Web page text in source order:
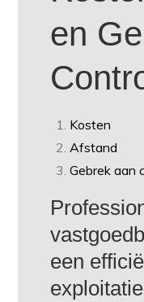
en
Kosten
Afstand
Gebrek aan
een